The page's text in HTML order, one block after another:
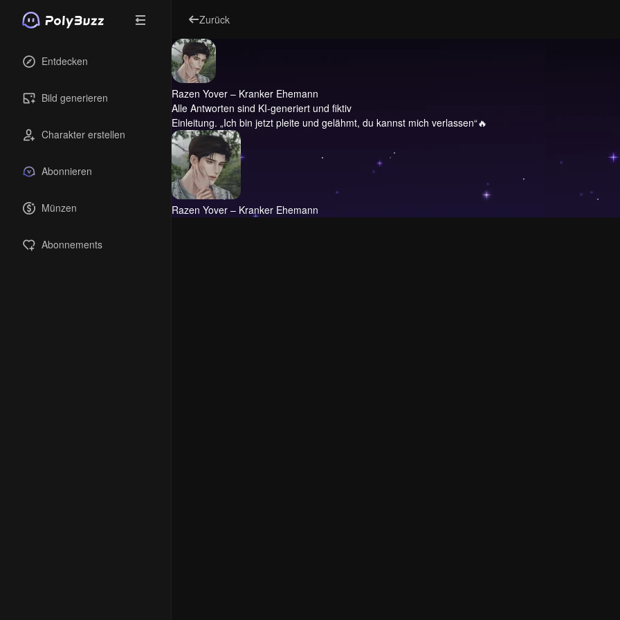
Entdecken
Bild generieren
Charakter erstellen
Abonnieren
Münzen
Abonnements
Zurück
Razen Yover – Kranker Ehemann
Alle Antworten sind KI-generiert und fiktiv
Einleitung. „Ich bin jetzt pleite und gelähmt, du kannst mich verlassen“🔥
Razen Yover – Kranker Ehemann